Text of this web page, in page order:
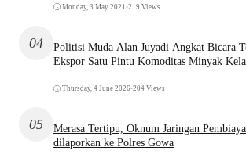
Monday, 3 May 2021 •219 Views
04
Politisi Muda Alan Juyadi Angkat Bicara
Ekspor Satu Pintu Komoditas Minyak
Thursday, 4 June 2026•204 Views
05
Merasa Tertipu, Oknum Jaringan
dilaporkan ke Polres Gowa